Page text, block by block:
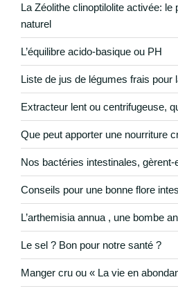
La Zéolithe clinoptilolite activée: le
naturel
L’équilibre acido-basique ou PH
Liste de jus de légumes frais pour
Extracteur lent ou centrifugeuse,
Que peut apporter une nourriture
Nos bactéries intestinales,
Conseils pour une bonne flore
L’arthemisia annua , une bombe
Le sel ? Bon pour notre santé ?
Manger cru ou « La vie en